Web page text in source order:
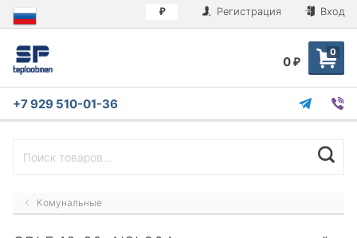
₽ Регистрация Вход
0
0 ₽
+7 929 510-01-36
Комунальные